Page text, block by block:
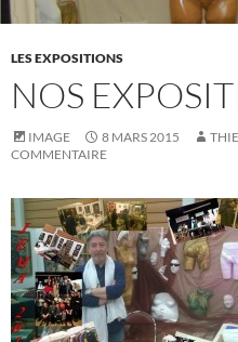
LES EXPOSITIONS
NOS
IMAGE 8 MARS 2015
COMMENTAIRE